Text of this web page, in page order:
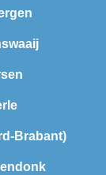
Brabant)